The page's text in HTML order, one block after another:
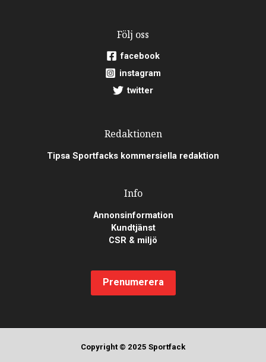
Följ oss
facebook
instagram
twitter
Redaktionen
Tipsa Sportfacks kommersiella redaktion
Info
Annonsinformation
Kundtjänst
CSR & miljö
Prenumerera
Copyright © 2025 Sportfack